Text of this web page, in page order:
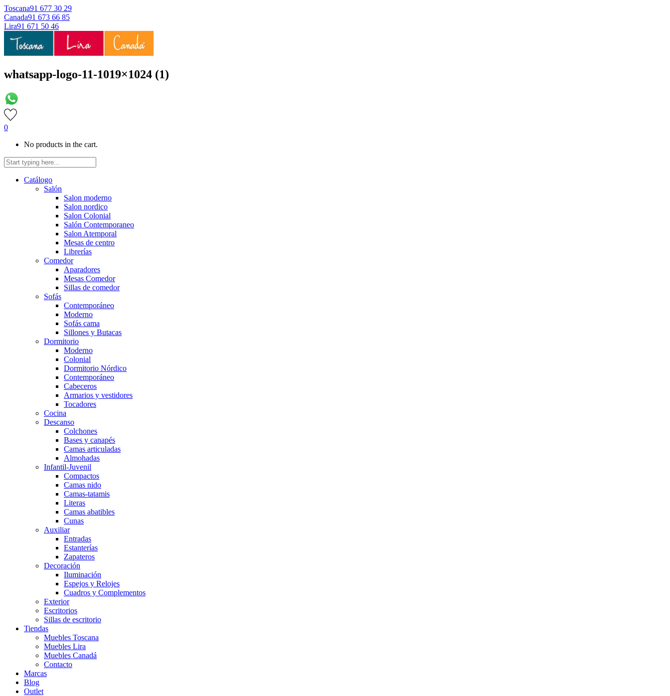
Toscana91 677 30 29
Canada91 673 66 85
Lira91 671 50 46
whatsapp-logo-11-1019×1024 (1)
0
No products in the cart.
Catálogo
Salón
Salon moderno
Salon nordico
Salon Colonial
Salón Contemporaneo
Salon Atemporal
Mesas de centro
Librerías
Comedor
Aparadores
Mesas Comedor
Sillas de comedor
Sofás
Contemporáneo
Moderno
Sofás cama
Sillones y Butacas
Dormitorio
Moderno
Colonial
Dormitorio Nórdico
Contemporáneo
Cabeceros
Armarios y vestidores
Tocadores
Cocina
Descanso
Colchones
Bases y canapés
Camas articuladas
Almohadas
Infantil-Juvenil
Compactos
Camas nido
Camas-tatamis
Literas
Camas abatibles
Cunas
Auxiliar
Entradas
Estanterías
Zapateros
Decoración
Iluminación
Espejos y Relojes
Cuadros y Complementos
Exterior
Escritorios
Sillas de escritorio
Tiendas
Muebles Toscana
Muebles Lira
Muebles Canadá
Contacto
Marcas
Blog
Outlet